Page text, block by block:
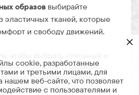
образов выбирайте
эластичных тканей, которые
и свободу движений.
большого размера,
вашу индивидуальность и
в любой ситуации!
cookie, разработанные
и третьими лицами, для
нашем веб-сайте, что позволяет
с пользователями и
×